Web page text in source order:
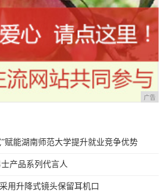
广告
赋能湖南师范大学提升就业竞争优势
产品系列代言人
用升降式镜头保留耳机口